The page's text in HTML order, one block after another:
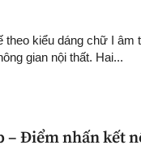
kiểu dáng chữ I âm
gian nội thất. Hai...
– Điểm nhấn kết